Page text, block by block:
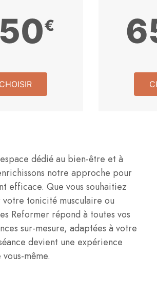
€
CHOISIR
dédié au bien-être et à
notre approche pour
efficace. Que vous souhaitiez
tonicité musculaire ou
Reformer répond à toutes vos
sur-mesure, adaptées à votre
devient une expérience
même.